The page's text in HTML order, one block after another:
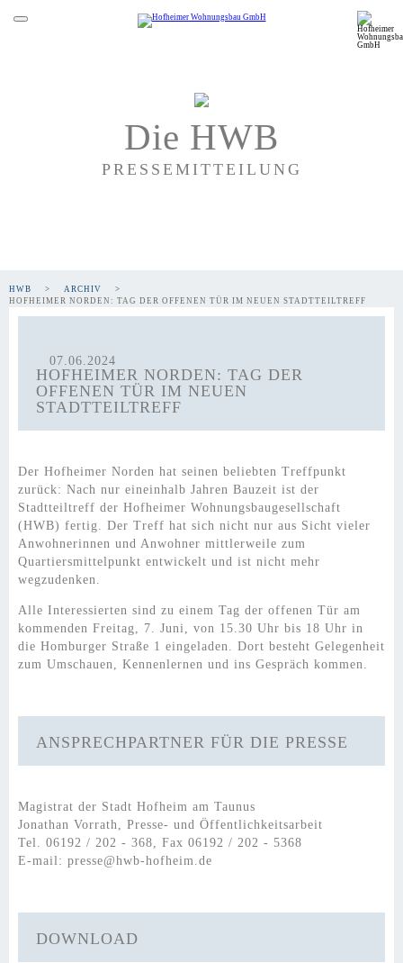
Die HWB
PRESSEMITTEILUNG
HWB
ARCHIV
HOFHEIMER NORDEN: TAG DER OFFENEN TÜR IM NEUEN STADTTEILTREFF
07.06.2024
HOFHEIMER NORDEN: TAG DER
OFFENEN TÜR IM NEUEN
STADTTEILTREFF
Der Hofheimer Norden hat seinen beliebten Treffpunkt
zurück: Nach nur eineinhalb Jahren Bauzeit ist der
Stadtteiltreff der Hofheimer Wohnungsbaugesellschaft
(HWB) fertig. Der Treff hat sich nicht nur aus Sicht vieler
Anwohnerinnen und Anwohner mittlerweile zum
Quartiersmittelpunkt entwickelt und ist nicht mehr
wegzudenken.
Alle Interessierten sind zu einem Tag der offenen Tür am
kommenden Freitag, 7. Juni, von 15.30 Uhr bis 18 Uhr in
die Homburger Straße 1 eingeladen. Dort besteht Gelegenheit
zum Umschauen, Kennenlernen und ins Gespräch kommen.
ANSPRECHPARTNER FÜR DIE PRESSE
Magistrat der Stadt Hofheim am Taunus
Jonathan Vorrath, Presse- und Öffentlichkeitsarbeit
Tel. 06192 / 202 - 368, Fax 06192 / 202 - 5368
E-mail: presse@hwb-hofheim.de
DOWNLOAD